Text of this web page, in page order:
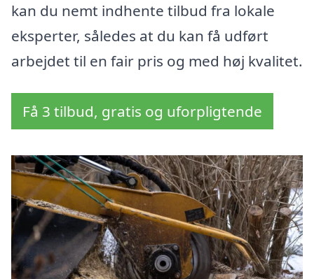
kan du nemt indhente tilbud fra lokale
eksperter, således at du kan få udført
arbejdet til en fair pris og med høj kvalitet.
Få 3 tilbud, gratis og uforpligtende